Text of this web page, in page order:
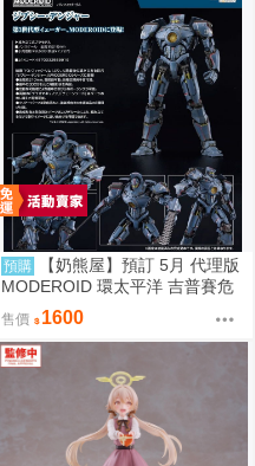
預購
【奶熊屋】預訂 5月 代理版
MODEROID 環太平洋 吉普賽危
機 組裝模型 0905
售價 1600